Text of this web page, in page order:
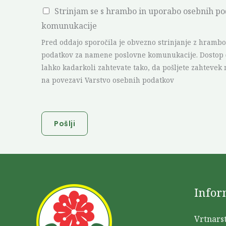
f
o
n
s
k
a
C
h
e
c
k
b
x
e
*
Strinjam se s hrambo in uporabo osebnih
komunukacije
Pred oddajo sporočila je obvezno strinjanje z
podatkov za namene poslovne komunukacije.
lahko kadarkoli zahtevate tako, da pošljete
na povezavi Varstvo osebnih podatkov
Pošlji